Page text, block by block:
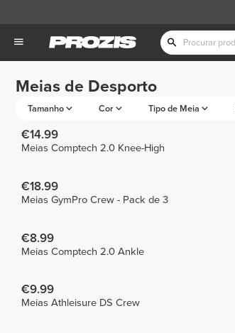
Meias de Desporto
Tamanho Cor Tipo de Meia
€14.99
Meias Comptech 2.0 Knee-High
€18.99
Meias GymPro Crew - Pack de 3
€8.99
Meias Comptech 2.0 Ankle
€9.99
Meias Athleisure DS Crew